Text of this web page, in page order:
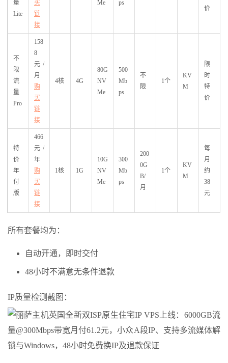
量
Lite
买
链
接
Me
ps
价
不
限
流
量
Pro
158
8
元/
月
购
买
链
接
4核 4G
80G
NV
Me
500
Mb
ps
不
限
1个
KV
M
限
时
特
价
特
价
年
付
版
466
元/
年
购
买
链
接
1核 1G
10G
NV
Me
300
Mb
ps
200
0G
B/
月
1个
KV
M
每
月
约
38
元
所有套餐均为：
自动开通，即时交付
48小时不满意无条件退款
IP质量检测截图：